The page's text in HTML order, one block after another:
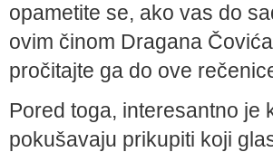
opametite se, ako vas do
ovim činom Dragana
pročitajte ga do ove
Pored toga, interesantno je
pokušavaju prikupiti koji